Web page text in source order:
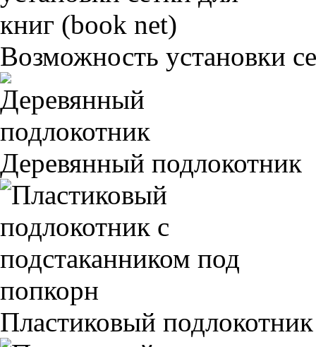
Возможность установки
Деревянный подлокотник
Пластиковый